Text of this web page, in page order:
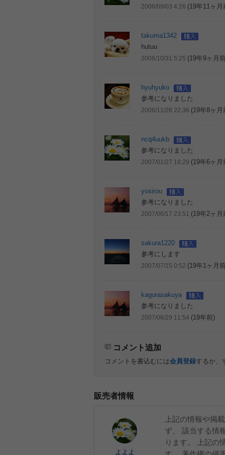
2006/09/03 4:26 (19年11ヶ月
takuma1342
hutuu
2006/10/31 5:25 (19年9ヶ月
hyuhyuko
参考になりました
2006/11/28 22:36 (19年8ヶ月
ncq4uukb
参考になりました
2007/01/27 18:29 (19年6ヶ月
yosirou
参考になりました
2007/06/17 23:51 (19年2ヶ月
sakura1220
参考にします
2007/07/15 0:52 (19年1ヶ月
kagurasakuya
参考になりました
2007/08/29 11:54 (19年前)
コメント追加
コメントを書込むには会員登録するか、
販売者情報
よよよ
上記の情報や掲
ず、 該当する情
ります。 上記の